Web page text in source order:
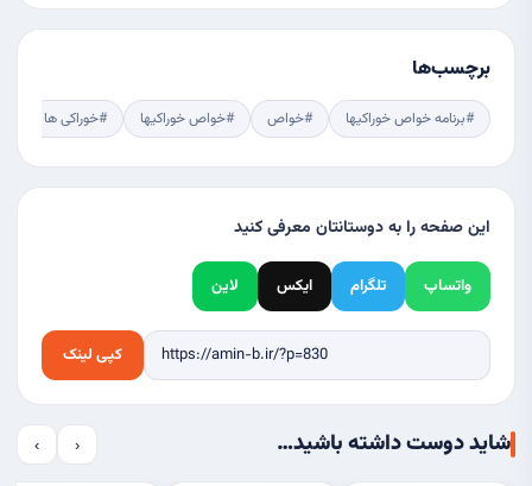
برچسب‌ها
#برنامه خواص خوراکیها #خواص #خواص خوراکیها #خوراکی ها
این صفحه را به دوستانتان معرفی کنید
واتساپ تلگرام ایکس لاین
کپی لینک
شاید دوست داشته باشید… ‹
›